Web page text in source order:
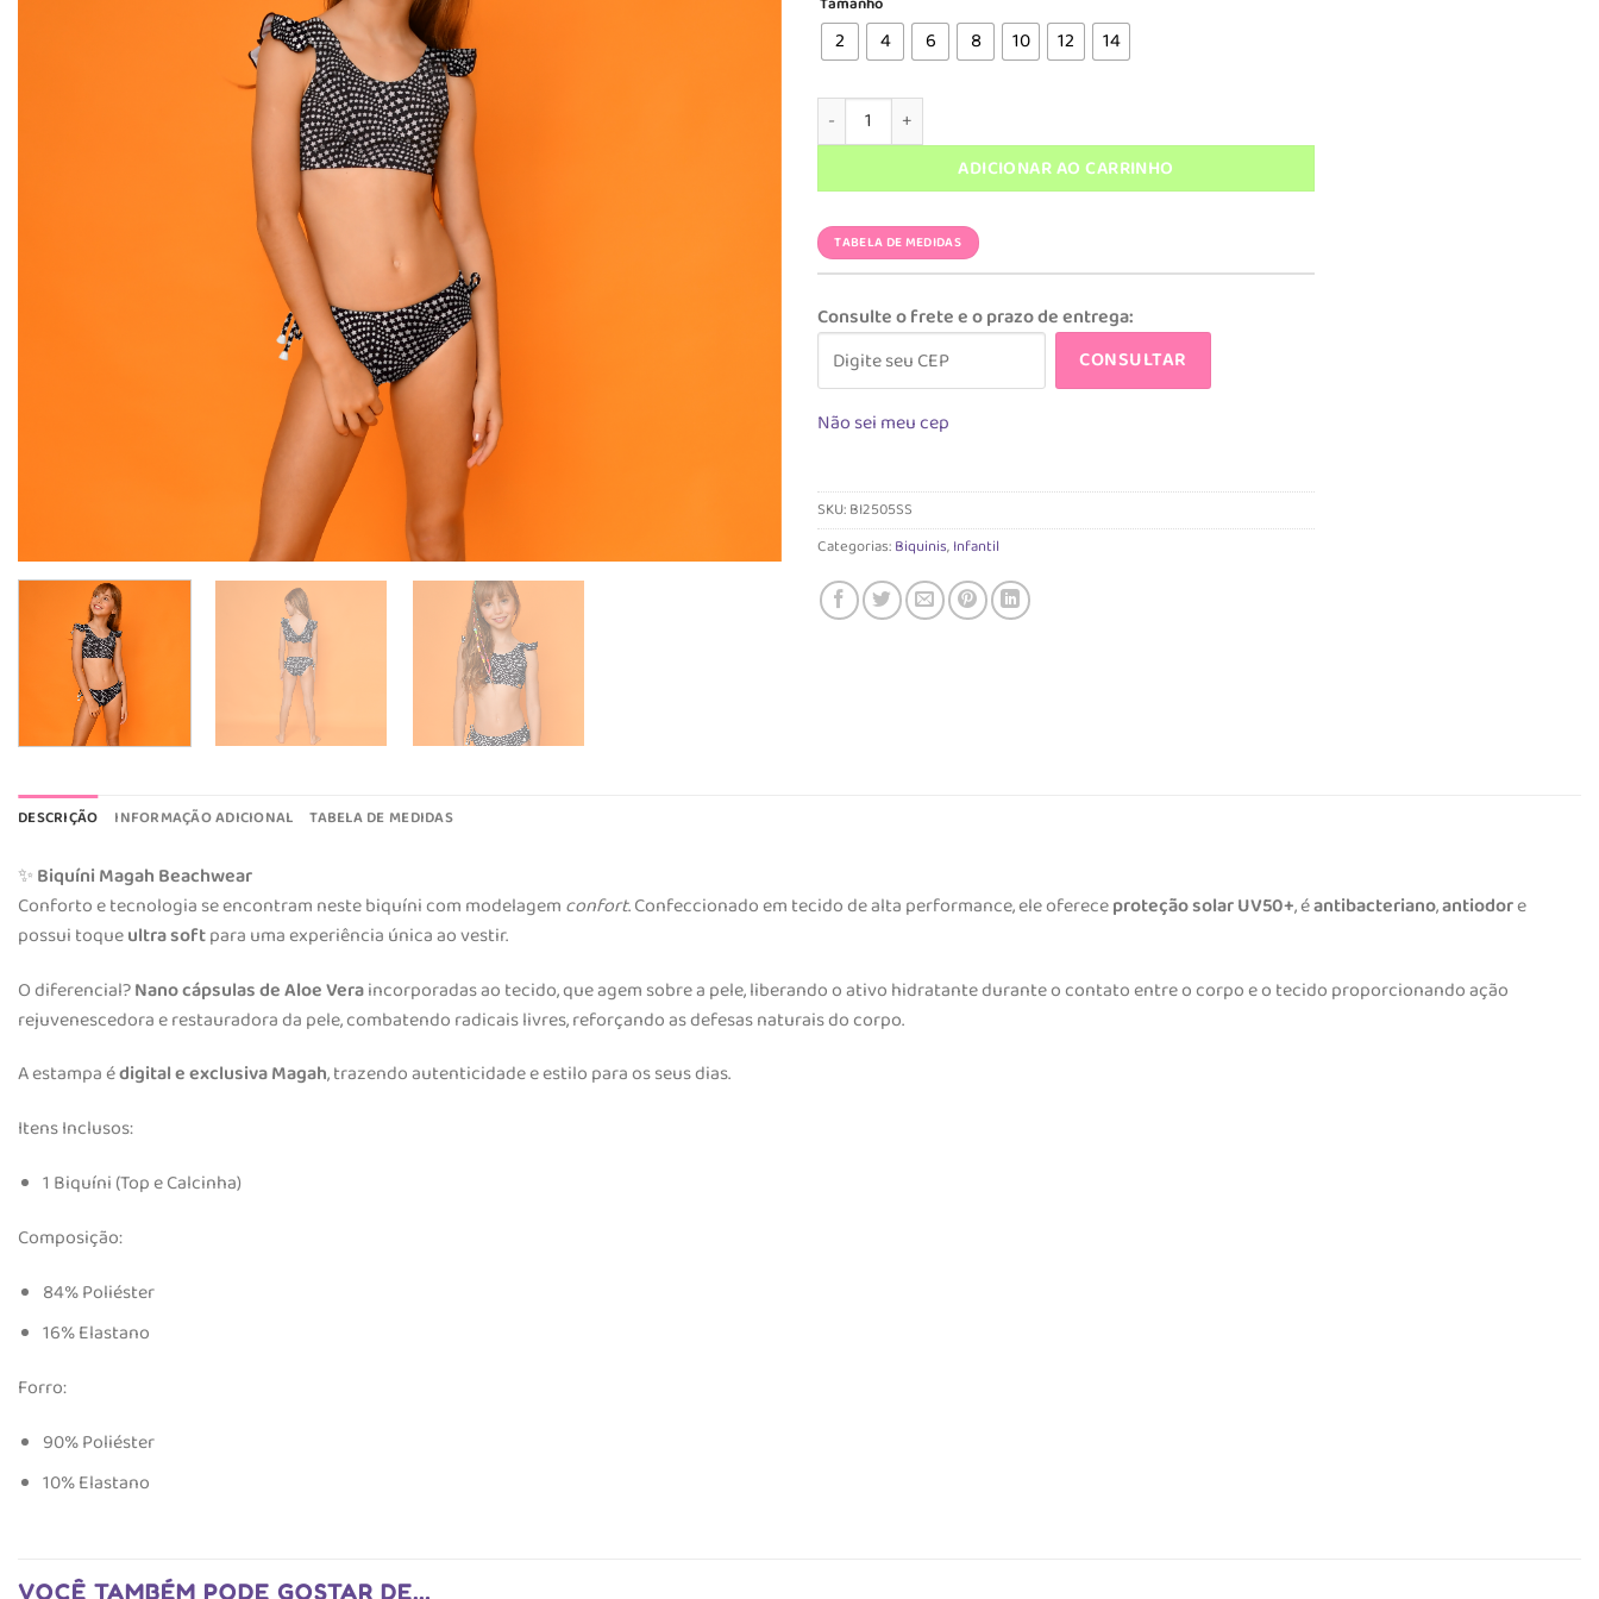
era:
R$ 239,90.
é:
R$ 179,92.
2 4 6 8 10 12 14
Biquíni Alícia Stars quantidade
ADICIONAR AO CARRINHO
TABELA DE MEDIDAS
Consulte o frete e o prazo de entrega:
CONSULTAR
Não sei meu cep
SKU:BI2505SS
Categorias:Biquinis,Infantil
DESCRIÇÃO INFORMAÇÃO ADICIONAL TABELA DE MEDIDAS
✨ Biquíni Magah Beachwear
Conforto e tecnologia se encontram neste biquíni com modelagem confort. Confeccionado em tecido de alta performance, ele ofereceproteção solar UV50+, éantibacteriano,antiodore
possui toqueultra softpara uma experiência única ao vestir.
O diferencial?Nano cápsulas de Aloe Veraincorporadas ao tecido, que agem sobre a pele, liberando o ativo hidratante durante o contato entre o corpo e o tecido proporcionando ação
rejuvenescedora e restauradora da pele, combatendo radicais livres, reforçando as defesas naturais do corpo.
A estampa édigital e exclusiva Magah, trazendo autenticidade e estilo para os seus dias.
Itens Inclusos:
1 Biquíni (Top e Calcinha)
Composição:
84% Poliéster
16% Elastano
Forro:
90% Poliéster
10% Elastano
VOCÊ TAMBÉM PODE GOSTAR DE…